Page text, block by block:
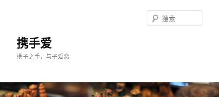
携手爱
携子之手，与子爱恋
索